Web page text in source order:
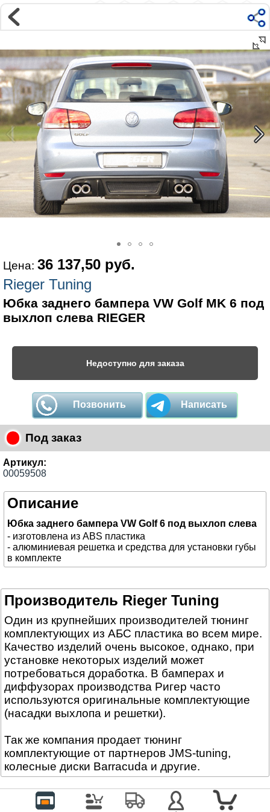
Магазин
Интернет-магазин �...
Цена: 36 137,50 руб.
Rieger Tuning
Юбка заднего бампера VW Golf MK 6 под
выхлоп слева RIEGER
Недоступно для заказа
Позвонить Написать
Под заказ
Артикул:
00059508
Описание
Юбка заднего бампера VW Golf 6 под выхлоп слева
- изготовлена из ABS пластика
- алюминиевая решетка и средства для установки губы
в комплекте
Производитель Rieger Tuning
Один из крупнейших производителей тюнинг
комплектующих из АБС пластика во всем мире.
Качество изделий очень высокое, однако, при
установке некоторых изделий может
потребоваться доработка. В бамперах и
диффузорах производства Ригер часто
используются оригинальные комплектующие
(насадки выхлопа и решетки).
Так же компания продает тюнинг
комплектующие от партнеров JMS-tuning,
колесные диски Barracuda и другие.
Наверх ▲
Наши контакты:
г. Москва, м.ВДНХ
ул Ярославская д9 к2с5
Маршрут на Авто|Маршрут пешком
Телефон:
+7 985 364 2044
@vonardtuning:vonard.ru
График работы по московскому времени:
Мы в соц сетях: